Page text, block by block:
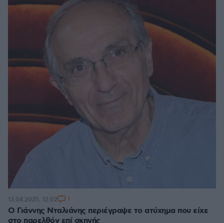
Ο Γιάννης Νταλιάνης περιέγραψε το ατύχημα που είχε
στο παρελθόν επί σκηνής
13.04.2025, 12:02 1